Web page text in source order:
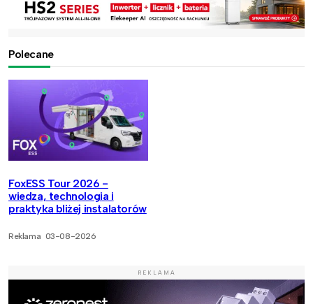
Polecane
FoxESS Tour 2026 -
wiedza, technologia i
praktyka bliżej instalatorów
Reklama 03-08-2026
REKLAMA